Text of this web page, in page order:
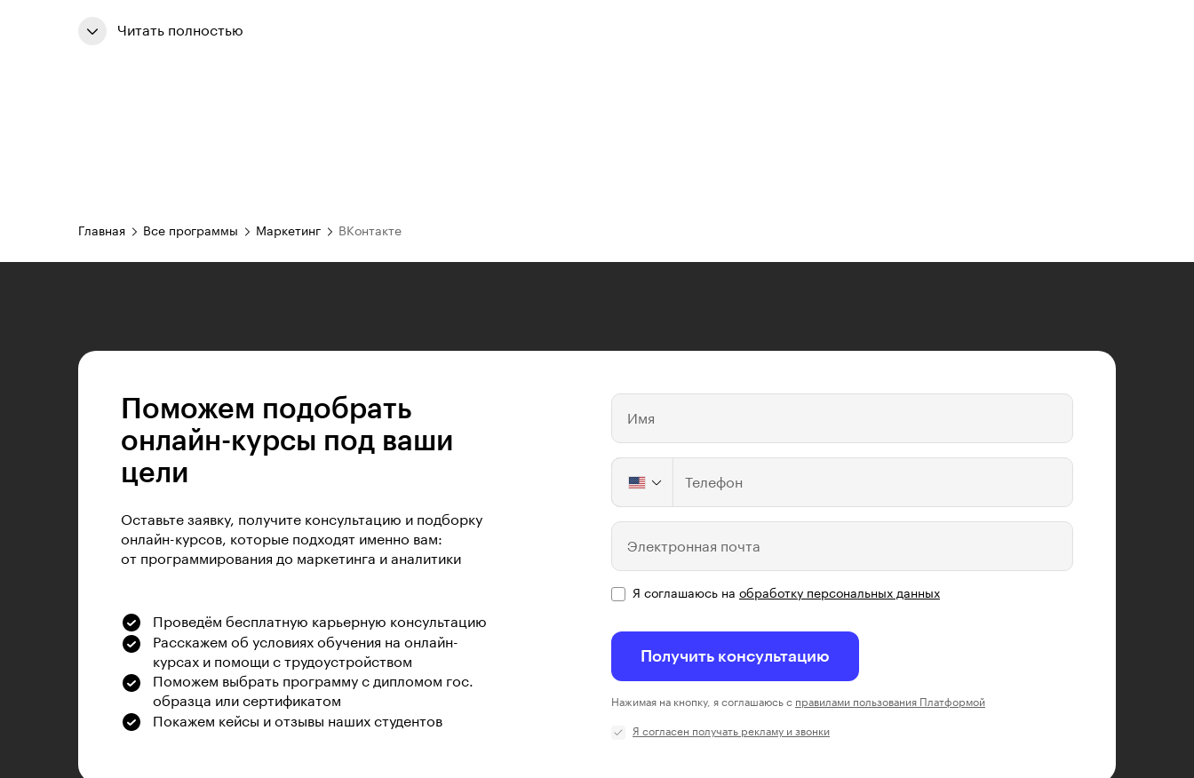
Читать полностью
Главная Все программы Маркетинг ВКонтакте
Поможем подобрать
онлайн-курсы под ваши
цели
Оставьте заявку, получите консультацию и подборку
онлайн-курсов, которые подходят именно вам:
от программирования до маркетинга и аналитики
Проведём бесплатную карьерную консультацию
Расскажем об условиях обучения на онлайн-
курсах и помощи с трудоустройством
Поможем выбрать программу с дипломом гос.
образца или сертификатом
Покажем кейсы и отзывы наших студентов
Имя
Телефон
Электронная почта
Я соглашаюсь на обработку персональных данных
Получить консультацию
Нажимая на кнопку, я соглашаюсь с правилами пользования Платформой
Я согласен получать рекламу и звонки